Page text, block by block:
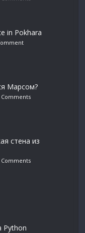
in Pokhara
Марсом?
Comments
стена из
Comments
Python